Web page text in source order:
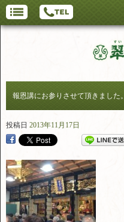
報恩講にお参りさせて頂きました。
投稿日 2013年11月17日